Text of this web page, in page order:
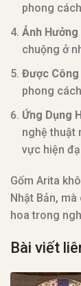
phong
Ảnh Hưởng
chuộng ở
Được Công
phong
Ứng Dụng
nghệ thuật
vực hiện
Gốm Arita
Nhật Bản,
hoa trong
Bài viết